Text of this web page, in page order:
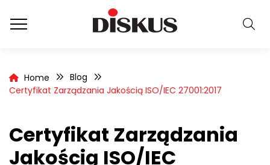
Home
Blog
Certyfikat Zarządzania Jakością ISO/IEC 27001:2017
Certyfikat Zarządzania
Jakością ISO/IEC